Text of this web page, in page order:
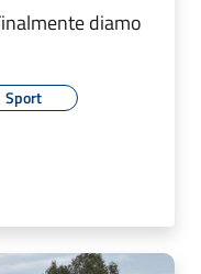
diamo
Sport